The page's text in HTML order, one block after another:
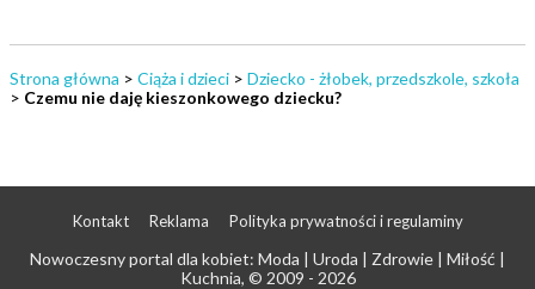
Strona główna > Ciąża i dzieci > Dziecko - żłobek, przedszkole, szkoła
> Czemu nie daję kieszonkowego dziecku?
Kontakt Reklama Polityka prywatności i regulaminy
Nowoczesny portal dla kobiet: Moda | Uroda | Zdrowie | Miłość |
Kuchnia, © 2009 - 2026